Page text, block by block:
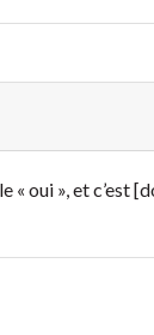
oui », et c’est